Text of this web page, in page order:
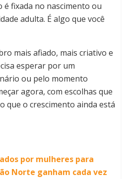
é fixada no nascimento ou
adulta. É algo que você
mais afiado, mais criativo e
esperar por um
ou pelo momento
agora, com escolhas que
que o crescimento ainda está
por mulheres para
Norte ganham cada vez